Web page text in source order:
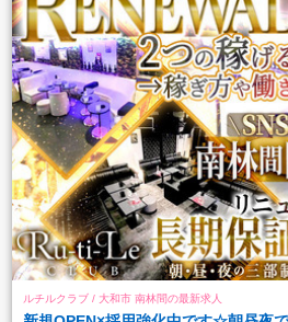
ルチルクラブ / 大和市 南林間の最新求人